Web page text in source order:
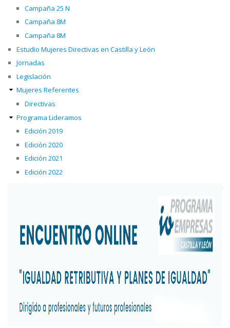
Campaña 25 N
Campaña 8M
Campaña 8M
Estudio Mujeres Directivas en Castilla y León
Jornadas
Legislación
Mujeres Referentes
Directivas
Programa Lideramos
Edición 2019
Edición 2020
Edición 2021
Edición 2022